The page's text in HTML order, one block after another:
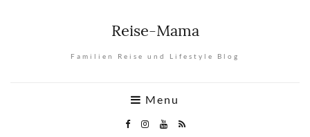
Reise-Mama
Familien Reise und Lifestyle Blog
Menu